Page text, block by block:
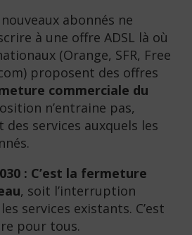
nouveaux abonnés ne
à une offre ADSL là où
(Orange, SFR, Free
proposent des offres
commerciale du
n’entraine pas,
des services auxquels les
: C’est la fermeture
, soit l’interruption
services existants. C’est
pour tous.